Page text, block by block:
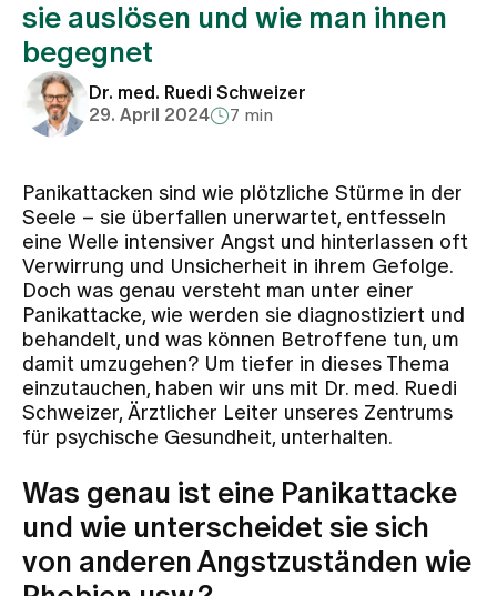
Fachbereiche
Aufenthalt
Team
Zuweisende
Events
Über uns
Aktuelles
Jobs & Karriere
sie auslösen und wie man ihnen
begegnet
Dr. med. Ruedi Schweizer
29. April 2024
7 min
Panikattacken sind wie plötzliche Stürme in der
Seele – sie überfallen unerwartet, entfesseln
eine Welle intensiver Angst und hinterlassen oft
Verwirrung und Unsicherheit in ihrem Gefolge.
Doch was genau versteht man unter einer
Panikattacke, wie werden sie diagnostiziert und
behandelt, und was können Betroffene tun, um
damit umzugehen? Um tiefer in dieses Thema
einzutauchen, haben wir uns mit Dr. med. Ruedi
Schweizer, Ärztlicher Leiter unseres Zentrums
für psychische Gesundheit, unterhalten.
Was genau ist eine Panikattacke
und wie unterscheidet sie sich
von anderen Angstzuständen wie